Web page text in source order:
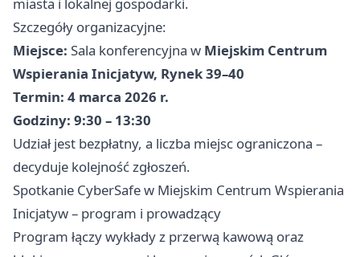
miasta i lokalnej gospodarki.
Szczegóły organizacyjne:
Miejsce: Sala konferencyjna w Miejskim Centrum
Wspierania Inicjatyw, Rynek 39–40
Termin: 4 marca 2026 r.
Godziny: 9:30 – 13:30
Udział jest bezpłatny, a liczba miejsc ograniczona –
decyduje kolejność zgłoszeń.
Spotkanie CyberSafe w Miejskim Centrum Wspierania
Inicjatyw – program i prowadzący
Program łączy wykłady z przerwą kawową oraz